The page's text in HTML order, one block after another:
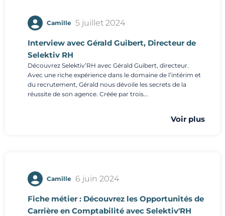
Interview avec Gérald Guibert, Directeur de
Selektiv RH
5 juillet 2024
Camille
Découvrez Selektiv’RH avec Gérald Guibert, directeur.
Avec une riche expérience dans le domaine de l’intérim et
du recrutement, Gérald nous dévoile les secrets de la
réussite de son agence. Créée par trois...
Voir plus
Fiche métier : Découvrez les Opportunités de
Carrière en Comptabilité avec Selektiv'RH
6 juin 2024
Camille